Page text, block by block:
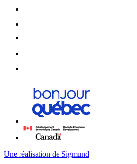
Une réalisation de Sigmund